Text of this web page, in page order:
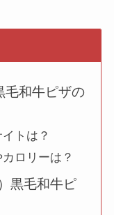
毛和牛ピザの
トは？
ロリーは？
黒毛和牛ピ